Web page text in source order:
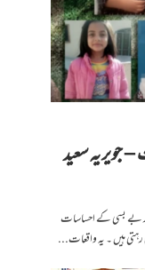
جویریہ سعید
بے بسی کے احساسات
ہیں ۔ یہ واقعات...